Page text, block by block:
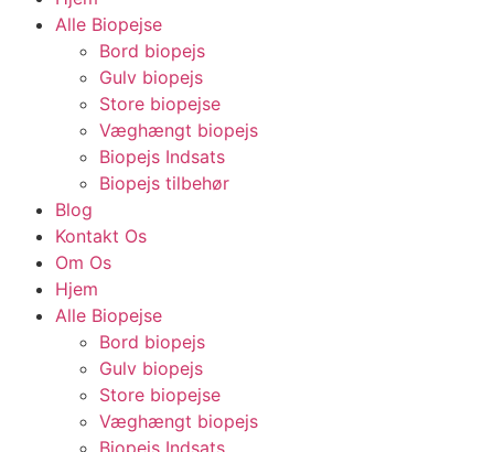
Alle Biopejse
Bord biopejs
Gulv biopejs
Store biopejse
Væghængt biopejs
Biopejs Indsats
Biopejs tilbehør
Blog
Kontakt Os
Om Os
Hjem
Alle Biopejse
Bord biopejs
Gulv biopejs
Store biopejse
Væghængt biopejs